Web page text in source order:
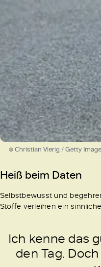
© Christian Vierig / Getty
Heiß beim Daten
Selbstbewusst und
Stoffe verleihen ein
Ich kenne das
den Tag.